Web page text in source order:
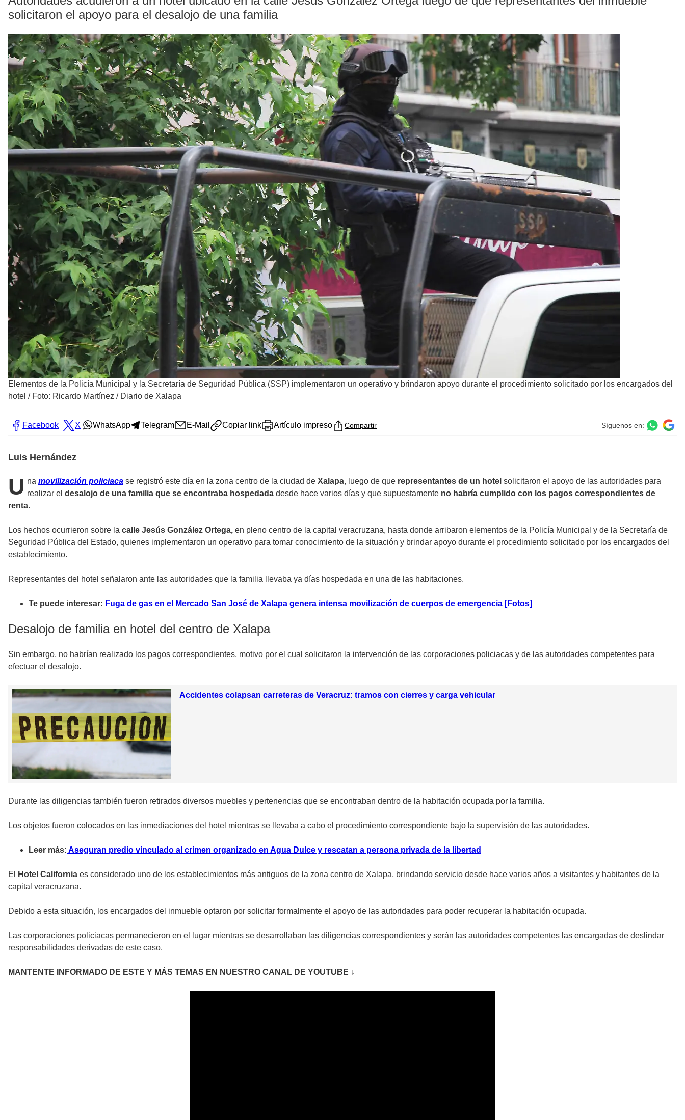
solicitaron el apoyo para el desalojo de una familia
Elementos de la Policía Municipal y la Secretaría de Seguridad Pública (SSP) implementaron un operativo y brindaron apoyo durante el procedimiento solicitado por los encargados del
hotel / Foto: Ricardo Martínez / Diario de Xalapa
Facebook X WhatsApp Telegram E-Mail Copiar link Artículo impreso Compartir Síguenos en:
Luis Hernández
U na movilización policiaca se registró este día en la zona centro de la ciudad de Xalapa, luego de que representantes de un hotel solicitaron el apoyo de las autoridades para
realizar el desalojo de una familia que se encontraba hospedada desde hace varios días y que supuestamente no habría cumplido con los pagos correspondientes de
renta.
Los hechos ocurrieron sobre la calle Jesús González Ortega, en pleno centro de la capital veracruzana, hasta donde arribaron elementos de la Policía Municipal y de la Secretaría de
Seguridad Pública del Estado, quienes implementaron un operativo para tomar conocimiento de la situación y brindar apoyo durante el procedimiento solicitado por los encargados del
establecimiento.
Representantes del hotel señalaron ante las autoridades que la familia llevaba ya días hospedada en una de las habitaciones.
Te puede interesar: Fuga de gas en el Mercado San José de Xalapa genera intensa movilización de cuerpos de emergencia [Fotos]
Desalojo de familia en hotel del centro de Xalapa
Sin embargo, no habrían realizado los pagos correspondientes, motivo por el cual solicitaron la intervención de las corporaciones policiacas y de las autoridades competentes para
efectuar el desalojo.
Accidentes colapsan carreteras de Veracruz: tramos con cierres y carga vehicular
Durante las diligencias también fueron retirados diversos muebles y pertenencias que se encontraban dentro de la habitación ocupada por la familia.
Los objetos fueron colocados en las inmediaciones del hotel mientras se llevaba a cabo el procedimiento correspondiente bajo la supervisión de las autoridades.
Leer más: Aseguran predio vinculado al crimen organizado en Agua Dulce y rescatan a persona privada de la libertad
El Hotel California es considerado uno de los establecimientos más antiguos de la zona centro de Xalapa, brindando servicio desde hace varios años a visitantes y habitantes de la
capital veracruzana.
Debido a esta situación, los encargados del inmueble optaron por solicitar formalmente el apoyo de las autoridades para poder recuperar la habitación ocupada.
Las corporaciones policiacas permanecieron en el lugar mientras se desarrollaban las diligencias correspondientes y serán las autoridades competentes las encargadas de deslindar
responsabilidades derivadas de este caso.
MANTENTE INFORMADO DE ESTE Y MÁS TEMAS EN NUESTRO CANAL DE YOUTUBE ↓